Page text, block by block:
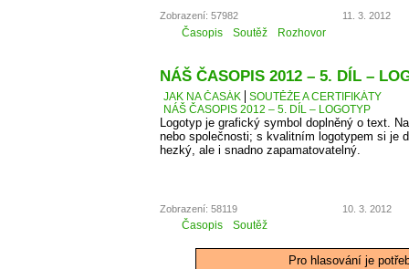
Zobrazení: 57982 11. 3. 2012
Časopis Soutěž Rozhovor
NÁŠ ČASOPIS 2012 – 5. DÍL –
JAK NA ČASÁK
SOUTĚŽE A CERTIFIKÁTY
NÁŠ ČASOPIS 2012 – 5. DÍL – LOGOTYP
Logotyp je grafický symbol doplněný o text.
nebo společnosti; s kvalitním logotypem si je
hezký, ale i snadno zapamatovatelný.
Zobrazení: 58119 10. 3. 2012
Časopis Soutěž
Pro hlasování je